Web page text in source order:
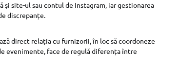
și site-ul sau contul de Instagram, iar gestionarea
discrepanțe.
direct relația cu furnizorii, în loc să coordoneze
evenimente, face de regulă diferența între